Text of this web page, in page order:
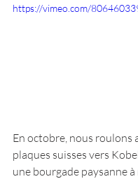
https://vimeo.com/
En octobre, nous roulons
plaques suisses vers
une bourgade paysanne